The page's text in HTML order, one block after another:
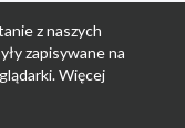
z naszych
zapisywane na
Więcej